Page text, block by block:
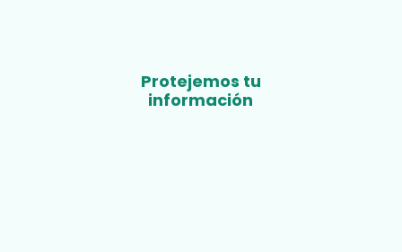
Protejemos tu
información